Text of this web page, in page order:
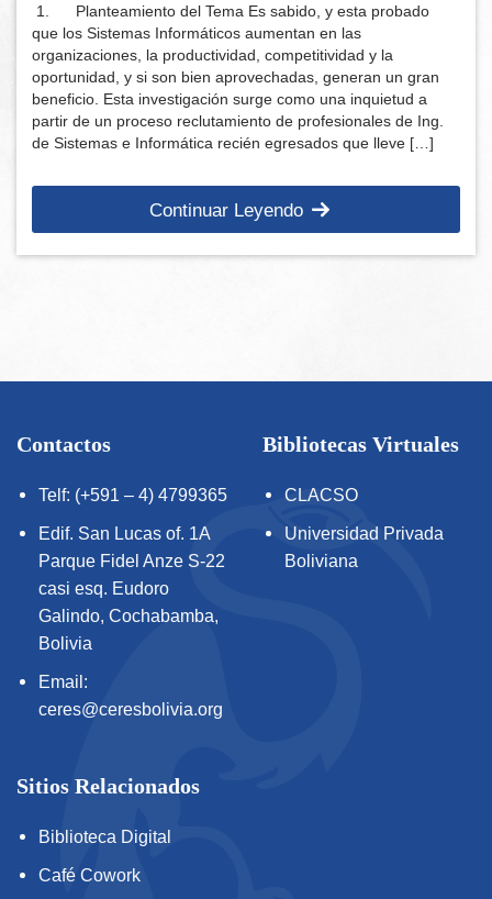
1. Planteamiento del Tema Es sabido, y esta probado
que los Sistemas Informáticos aumentan en las
organizaciones, la productividad, competitividad y la
oportunidad, y si son bien aprovechadas, generan un gran
beneficio. Esta investigación surge como una inquietud a
partir de un proceso reclutamiento de profesionales de Ing.
de Sistemas e Informática recién egresados que lleve […]
Continuar Leyendo
Contactos
Telf: (+591 – 4) 4799365
Edif. San Lucas of. 1A
Parque Fidel Anze S-22
casi esq. Eudoro
Galindo, Cochabamba,
Bolivia
Email:
ceres@ceresbolivia.org
Bibliotecas Virtuales
CLACSO
Universidad Privada
Boliviana
Sitios Relacionados
Biblioteca Digital
Café Cowork